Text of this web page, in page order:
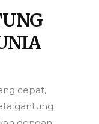
cepat,
gantung